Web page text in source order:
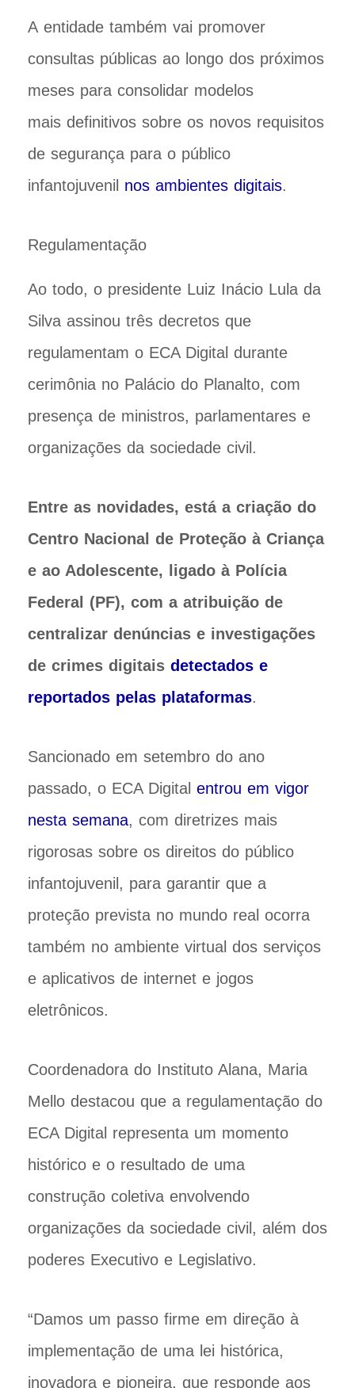
A entidade também vai promover
consultas públicas ao longo dos próximos
meses para consolidar modelos
mais definitivos sobre os novos requisitos
de segurança para o público
infantojuvenil nos ambientes digitais.
Regulamentação
Ao todo, o presidente Luiz Inácio Lula da
Silva assinou três decretos que
regulamentam o ECA Digital durante
cerimônia no Palácio do Planalto, com
presença de ministros, parlamentares e
organizações da sociedade civil.
Entre as novidades, está a criação do
Centro Nacional de Proteção à Criança
e ao Adolescente, ligado à Polícia
Federal (PF), com a atribuição de
centralizar denúncias e investigações
de crimes digitais detectados e
reportados pelas plataformas.
Sancionado em setembro do ano
passado, o ECA Digital entrou em vigor
nesta semana, com diretrizes mais
rigorosas sobre os direitos do público
infantojuvenil, para garantir que a
proteção prevista no mundo real ocorra
também no ambiente virtual dos serviços
e aplicativos de internet e jogos
eletrônicos.
Coordenadora do Instituto Alana, Maria
Mello destacou que a regulamentação do
ECA Digital representa um momento
histórico e o resultado de uma
construção coletiva envolvendo
organizações da sociedade civil, além dos
poderes Executivo e Legislativo.
“Damos um passo firme em direção à
implementação de uma lei histórica,
inovadora e pioneira, que responde aos